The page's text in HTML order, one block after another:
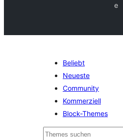
e
Beliebt
Neueste
Community
Kommerziell
Block-Themes
Suchen